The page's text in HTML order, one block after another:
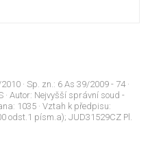
· Sp. zn.: 6 As 39/2009 - 74·
· Autor: Nejvyšší správní soud -
1035 · Vztah k předpisu:
odst.1 písm.a); JUD31529CZ Pl.